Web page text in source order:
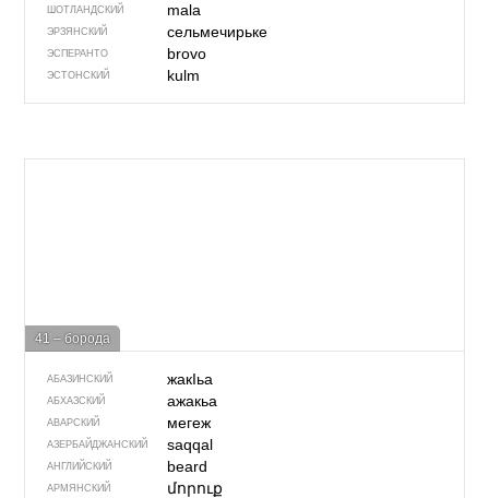
ШОТЛАНДСКИЙ mala
ЭРЗЯНСКИЙ сельмечирьке
ЭСПЕРАНТО brovo
ЭСТОНСКИЙ kulm
41 – борода
АБАЗИНСКИЙ жакIьа
АБХАЗСКИЙ ажакьа
АВАРСКИЙ мегеж
АЗЕРБАЙДЖАН­СКИЙ saqqal
АНГЛИЙСКИЙ beard
АРМЯНСКИЙ մորուք